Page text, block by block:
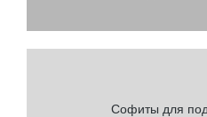
Софиты для